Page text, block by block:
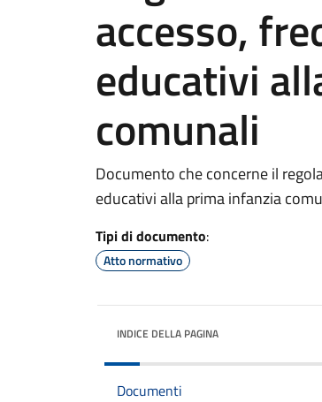
accesso,
educativi
comunali
Documento che concerne il
educativi alla prima infanzia
Tipi di documento:
Atto normativo
INDICE DELLA PAGINA
Documenti